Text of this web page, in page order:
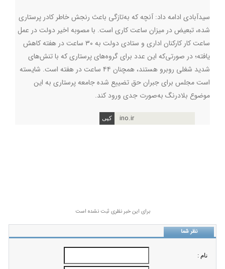
سیدآبادی ادامه داد: آنچه که به‌تازگی باعث رنجش خاطر کادر پرستاری
شده، تبعیض در میزان ساعت کاری است. با مصوبه اخیر دولت در عمل
ساعت کار کارکنان اداری و ستادی دولت به ۳۰ ساعت در هفته کاهش
یافته؛ در صورتی‌که این عدد برای گروه‌های پرستاری که با تنش‌های
شدید شغلی روبرو هستند، همچنان ۴۴ ساعت در هفته است. شایسته
است مجلس برای جبران حق تضییع شده جامعه پرستاری به این
موضوع بلادرنگ به‌صورت جدی ورود کند.
ino.ir
برای این خبر نظری ثبت نشده است
نظر شما
نام :